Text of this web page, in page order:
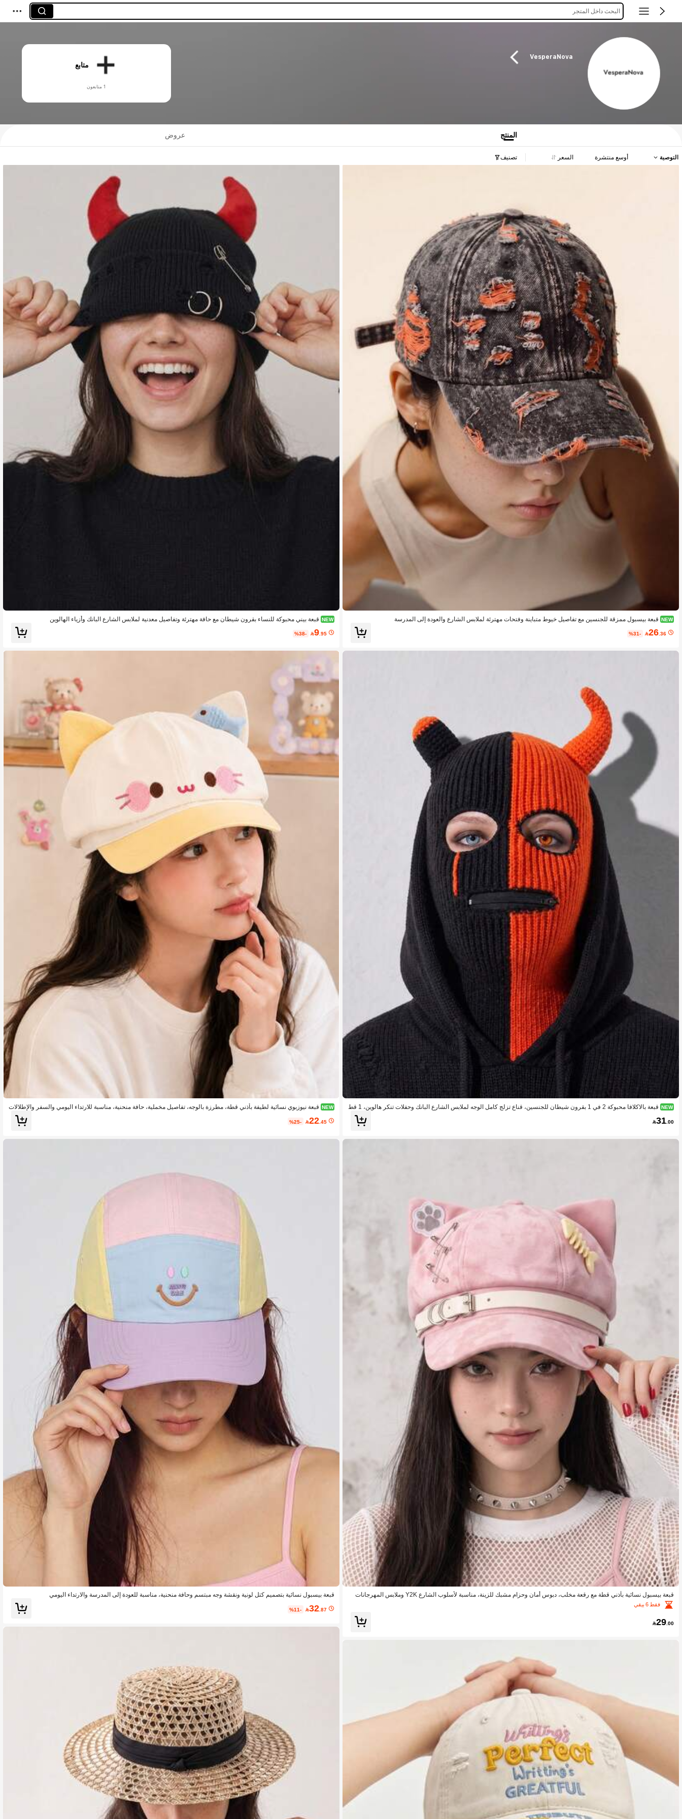
البحث داخل المتجر
VesperaNova
متابع
1 متابعون
المنتج عروض
التوصية أوسع منتشرة السعر تصنيف
NEW قبعة بيسبول ممزقة للجنسين مع تفاصيل خيوط متباينة وفتحات مهترئة لملابس الشارع والعودة إلى المدرسة
26.36
%31-
NEW
قبعة بالاكلافا محبوكة 2 في 1 بقرون شيطان للجنسين، قناع تزلج كامل الوجه لملابس الشارع البانك وحفلات تنكر هالوين، 1 قط
31 .00
قبعة بيسبول نسائية بأذني قطة مع رقعة مخلب، دبوس أمان وحزام مشبك للزينة، مناسبة لأسلوب الشارع Y2K وملابس المهرجانات
فقط 6 بيقي
29 .00
NEW قبعة بيني محبوكة للنساء بقرون شيطان مع حافة مهترئة وتفاصيل معدنية لملابس الشارع البانك وأزياء الهالوين
9.95
%38-
NEW قبعة نيوزبوي نسائية لطيفة بأذني قطة، مطرزة بالوجه، تفاصيل مخملية، حافة منحنية، مناسبة للارتداء اليومي والسفر والإطلالات
22.45
%25-
قبعة بيسبول نسائية بتصميم كتل لونية ونقشة وجه مبتسم وحافة منحنية، مناسبة للعودة إلى المدرسة والارتداء اليومي
32.87
%11-